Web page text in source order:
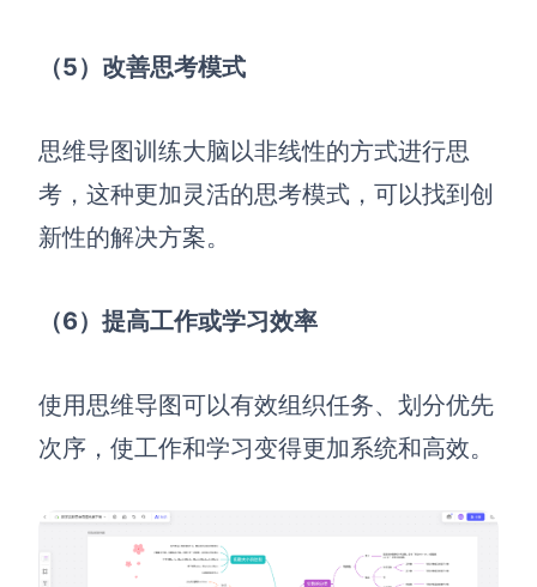
（5）改善思考模式
思维导图训练大脑以非线性的方式进行思
考，这种更加灵活的思考模式，可以找到创
新性的解决方案。
（6）提高工作或学习效率
使用思维导图可以有效组织任务、划分优先
次序，使工作和学习变得更加系统和高效。